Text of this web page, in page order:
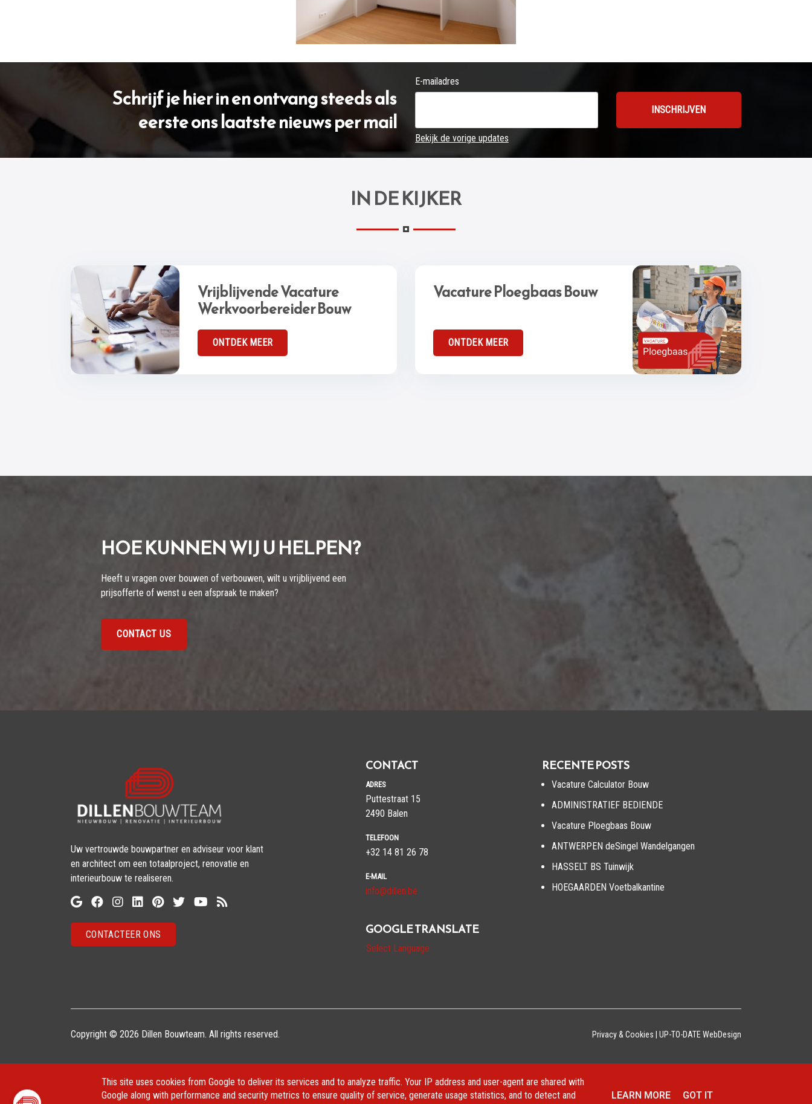
Schrijf je hier in en ontvang steeds als
eerste ons laatste nieuws per mail
E-mailadres
Bekijk de vorige updates
IN DE KIJKER
Vrijblijvende Vacature
Werkvoorbereider Bouw
ONTDEK MEER
Vacature Ploegbaas Bouw
ONTDEK MEER
HOE KUNNEN WIJ U HELPEN?
Heeft u vragen over bouwen of verbouwen, wilt u vrijblijvend een
prijsofferte of wenst u een afspraak te maken?
CONTACT US
Uw vertrouwde bouwpartner en adviseur voor klant
en architect om een totaalproject, renovatie en
interieurbouw te realiseren.
CONTACTEER ONS
CONTACT
ADRES
Puttestraat 15
​​​​​​​2490 Balen
TELEFOON
+32 14 81 26 78
E-MAIL
info@dillen.be
GOOGLE TRANSLATE
Select Language
RECENTE POSTS
Vacature Calculator Bouw
ADMINISTRATIEF BEDIENDE
Vacature Ploegbaas Bouw
ANTWERPEN deSingel Wandelgangen
HASSELT BS Tuinwijk
HOEGAARDEN Voetbalkantine
Copyright © 2026 Dillen Bouwteam. All rights reserved. Privacy & Cookies UP-TO-DATE WebDesign
This site uses cookies from Google to deliver its services and to analyze traffic. Your IP address and user-agent are shared with
Google along with performance and security metrics to ensure quality of service, generate usage statistics, and to detect and
LEARN MORE GOT IT